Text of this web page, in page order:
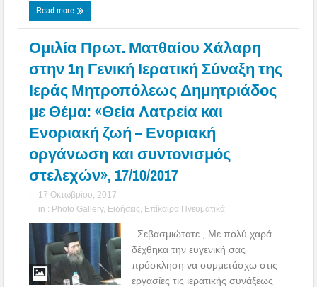
Read more
Ομιλία Πρωτ. Ματθαίου Χάλαρη
στην 1η Γενική Ιερατική Σύναξη της
Ιεράς Μητροπόλεως Δημητριάδος
με Θέμα: «Θεία Λατρεία και
Ενοριακή ζωή – Ενοριακή
οργάνωση και συντονισμός
στελεχών», 17/10/2017
|
17 Οκτωβρίου, 2017
|
in : Photo Gallery, Ειδήσεις Επίκαιρα Πνευματικά
Σεβασμιώτατε , Με πολύ χαρά
δέχθηκα την ευγενική σας
πρόσκληση να συμμετάσχω στις
εργασίες τις ιερατικής συνάξεως